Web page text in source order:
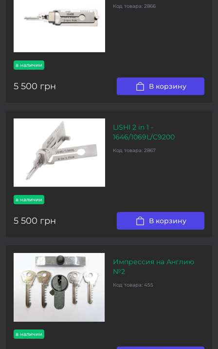
в наличии
Код товара: 2866
5 500 грн В корзину
в наличии
LISHI 2 in 1 -
1646/1069L/C9200
Код товара: 2867
5 500 грн В корзину
в наличии
Импрессия на Англию
№2
Код товара: 455